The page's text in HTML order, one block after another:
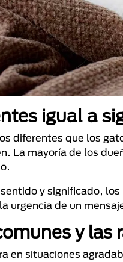
igual a
diferentes que los
La mayoría de los
y significado,
urgencia de un
y las
en situaciones